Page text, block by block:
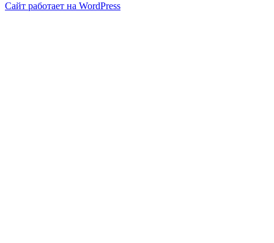
Сайт работает на WordPress